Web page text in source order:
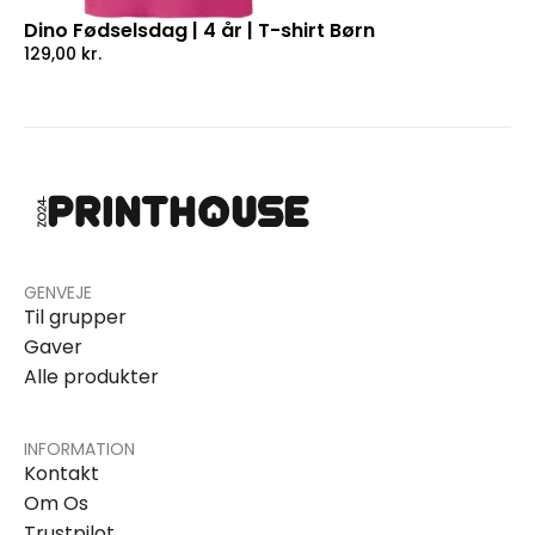
Dino Fødselsdag | 4 år | T-shirt Børn
129,00 kr.
GENVEJE
Til grupper
Gaver
Alle produkter
INFORMATION
Kontakt
Om Os